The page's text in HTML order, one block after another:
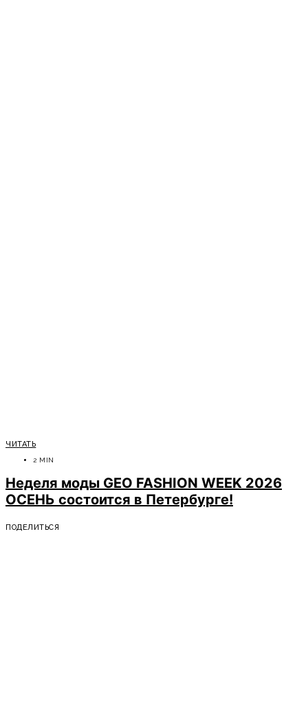
ЧИТАТЬ
2 MIN
Неделя моды GEO FASHION WEEK 2026
ОСЕНЬ состоится в Петербурге!
ПОДЕЛИТЬСЯ